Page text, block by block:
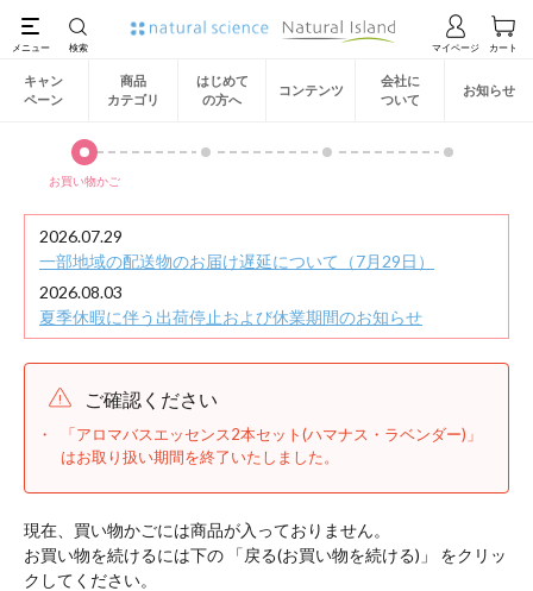
キャン
ペーン
商品
カテゴリ
はじめて
の方へ
コンテンツ
会社に
ついて
お知らせ
お買い物かご
2026.07.29
一部地域の配送物のお届け遅延について（7月29日）
2026.08.03
夏季休暇に伴う出荷停止および休業期間のお知らせ
ご確認ください
「アロマバスエッセンス2本セット(ハマナス・ラベンダー)」
はお取り扱い期間を終了いたしました。
現在、買い物かごには商品が入っておりません。
お買い物を続けるには下の 「戻る(お買い物を続ける)」 をクリッ
クしてください。